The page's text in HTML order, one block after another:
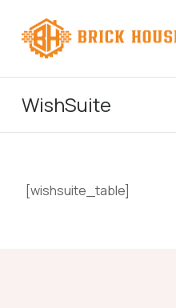
WishSuite
[wishsuite_table]